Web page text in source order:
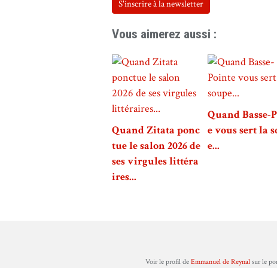
S'inscrire à la newsletter
Vous aimerez aussi :
Quand Zitata ponc
tue le salon 2026 de
ses virgules littéra
ires...
Quand Basse-
e vous sert la
e...
Voir le profil de Emmanuel de Reynalsur le